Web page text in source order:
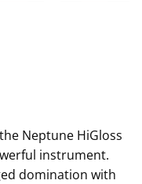
Neptune HiGloss
instrument.
domination with